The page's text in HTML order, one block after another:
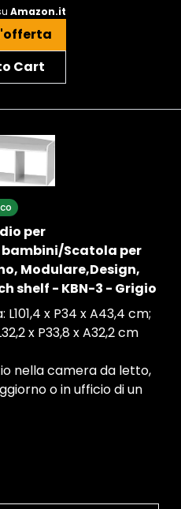
Amazon.it
Cart
per
Scatola per
Modulare,Design,
shelf - KBN-3 - Grigio
x P34 x A43,4 cm;
x P33,8 x A32,2 cm
nella camera da letto,
o in ufficio di un